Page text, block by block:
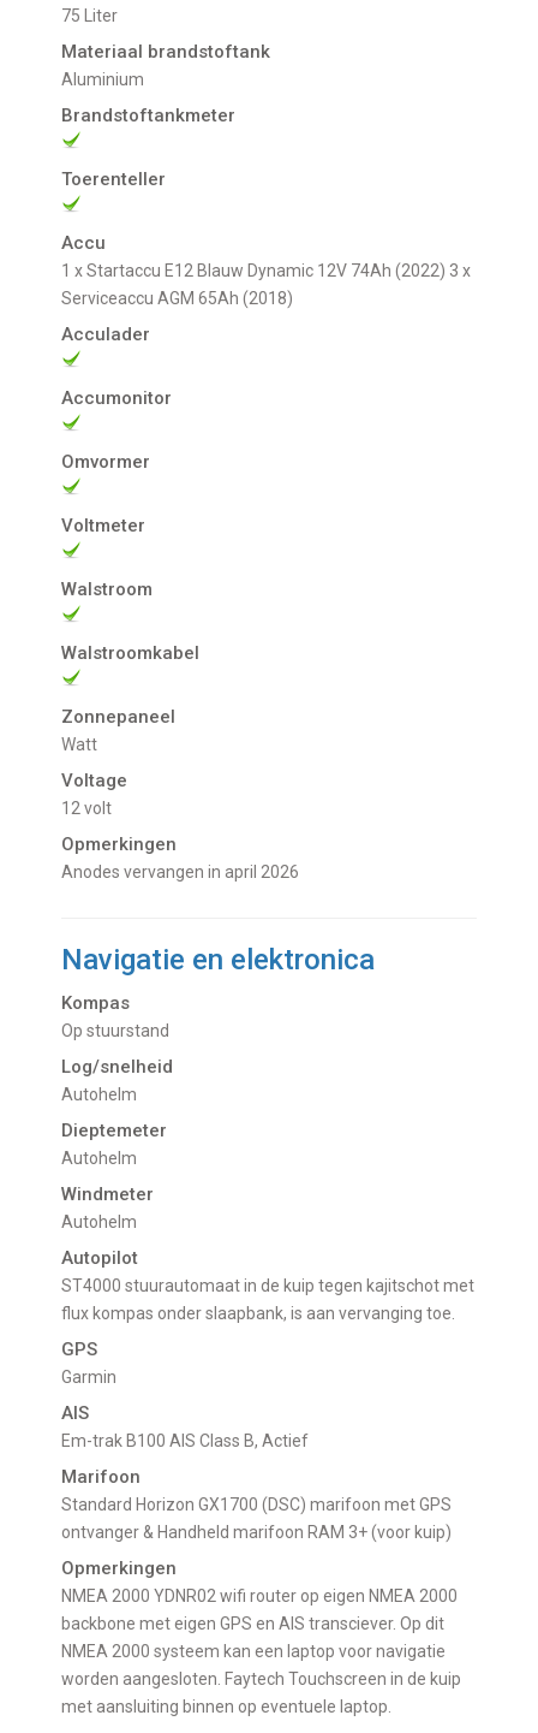
75 Liter
Materiaal brandstoftank
Aluminium
Brandstoftankmeter
Toerenteller
Accu
1 x Startaccu E12 Blauw Dynamic 12V 74Ah (2022) 3 x
Serviceaccu AGM 65Ah (2018)
Acculader
Accumonitor
Omvormer
Voltmeter
Walstroom
Walstroomkabel
Zonnepaneel
Watt
Voltage
12 volt
Opmerkingen
Anodes vervangen in april 2026
Navigatie en elektronica
Kompas
op stuurstand
Log/snelheid
Autohelm
Dieptemeter
Autohelm
Windmeter
Autohelm
Autopilot
ST4000 stuurautomaat in de kuip tegen kajitschot met
flux kompas onder slaapbank, is aan vervanging toe.
GPS
Garmin
AIS
Em-trak B100 AIS Class B, Actief
Marifoon
Standard Horizon GX1700 (DSC) marifoon met GPS
ontvanger & Handheld marifoon RAM 3+ (voor kuip)
Opmerkingen
NMEA 2000 YDNR02 wifi router op eigen NMEA 2000
backbone met eigen GPS en AIS transciever. Op dit
NMEA 2000 systeem kan een laptop voor navigatie
worden aangesloten. Faytech Touchscreen in de kuip
met aansluiting binnen op eventuele laptop.